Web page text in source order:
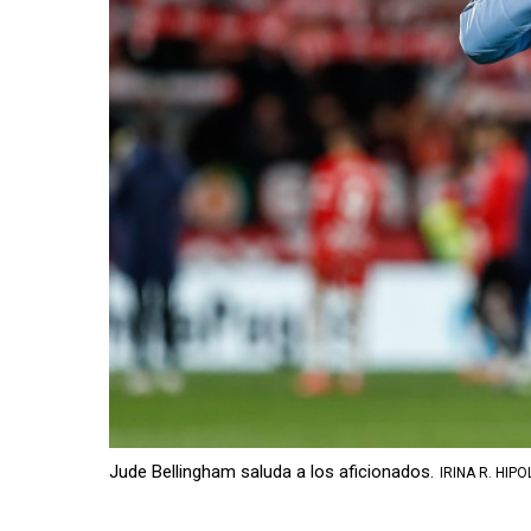
Jude Bellingham saluda a los aficionados. IRINA R.